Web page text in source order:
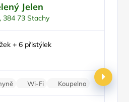
Jelen
384 73 Stachy
+ 6 přistýlek
Wi-Fi
Koupelna